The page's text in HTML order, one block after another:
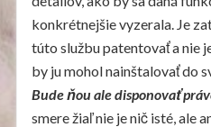
konkrétnejšie vyzerala. Je
túto službu patentovať a nie
by ju mohol nainštalovať do
Bude ňou ale disponovať
smere žiaľ nie je nič isté, ale